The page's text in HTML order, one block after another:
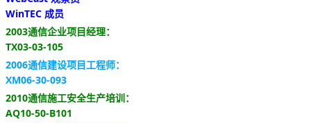
WinTEC 成员
2003通信企业项目经理：
TX03-03-105
2006通信建设项目工程师：
XM06-30-093
2010通信施工安全生产培训：
AQ10-50-B101